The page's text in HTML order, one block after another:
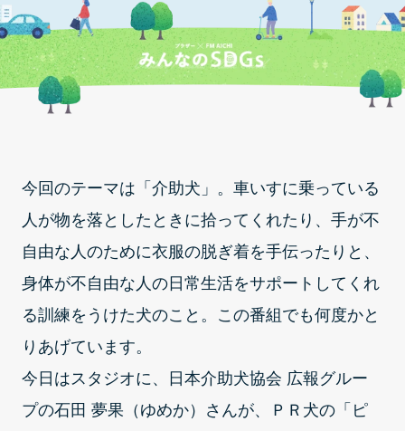
今回のテーマは「介助犬」。車いすに乗っている
人が物を落としたときに拾ってくれたり、手が不
自由な人のために衣服の脱ぎ着を手伝ったりと、
身体が不自由な人の日常生活をサポートしてくれ
る訓練をうけた犬のこと。この番組でも何度かと
りあげています。
今日はスタジオに、日本介助犬協会 広報グルー
プの石田 夢果（ゆめか）さんが、ＰＲ犬の「ピ